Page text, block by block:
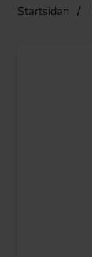
Startsidan